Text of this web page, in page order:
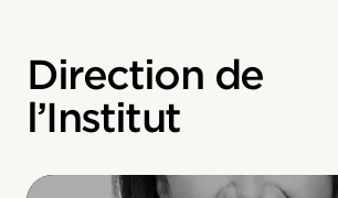
Direction de
l’Institut